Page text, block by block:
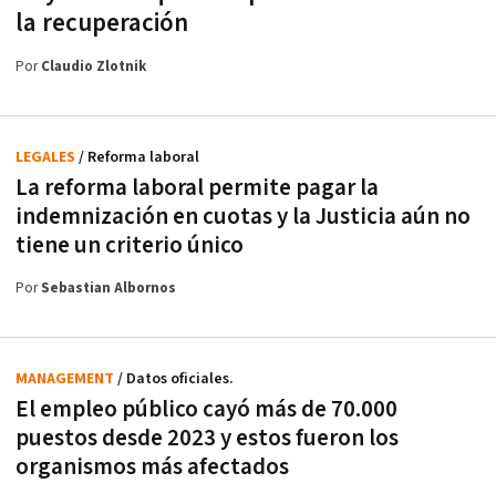
la recuperación
PorClaudio Zlotnik
La reforma laboral permite pagar la
indemnización en cuotas y la Justicia aún no
tiene un criterio único
LEGALES / Reforma laboral
PorSebastian Albornos
El empleo público cayó más de 70.000
puestos desde 2023 y estos fueron los
organismos más afectados
MANAGEMENT / Datos oficiales.